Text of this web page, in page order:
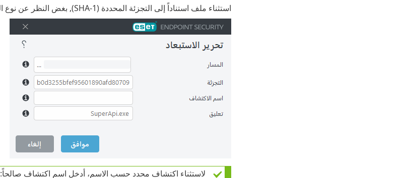
استثناء ملف استناداً إلى التجزئة المحددة (SHA-1), بغض النظر عن نوع الملف أو الموقع أو الاسم أو الامتداد.
لاستثناء اكتشاف محدد حسب الاسم، أدخل اسم اكتشاف صالحاً: